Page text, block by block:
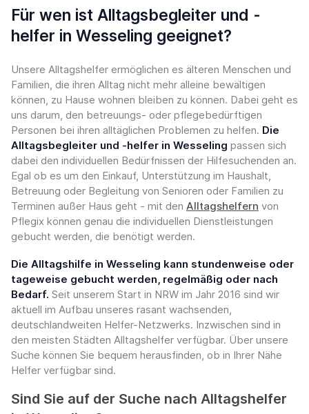
Für wen ist Alltagsbegleiter und -
helfer in Wesseling geeignet?
Unsere Alltagshelfer ermöglichen es älteren Menschen und
Familien, die ihren Alltag nicht mehr alleine bewältigen
können, zu Hause wohnen bleiben zu können. Dabei geht es
uns darum, den betreuungs- oder pflegebedürftigen
Personen bei ihren alltäglichen Problemen zu helfen. Die
Alltagsbegleiter und -helfer in Wesseling passen sich
dabei den individuellen Bedürfnissen der Hilfesuchenden an.
Egal ob es um den Einkauf, Unterstützung im Haushalt,
Betreuung oder Begleitung von Senioren oder Familien zu
Terminen außer Haus geht - mit den Alltagshelfern von
Pflegix können genau die individuellen Dienstleistungen
gebucht werden, die benötigt werden.
Die Alltagshilfe in Wesseling kann stundenweise oder
tageweise gebucht werden, regelmäßig oder nach
Bedarf. Seit unserem Start in NRW im Jahr 2016 sind wir
aktuell im Aufbau unseres rasant wachsenden,
deutschlandweiten Helfer-Netzwerks. Inzwischen sind in
den meisten Städten Alltagshelfer verfügbar. Über unsere
Suche können Sie bequem herausfinden, ob in Ihrer Nähe
Helfer verfügbar sind.
Sind Sie auf der Suche nach Alltagshelfer